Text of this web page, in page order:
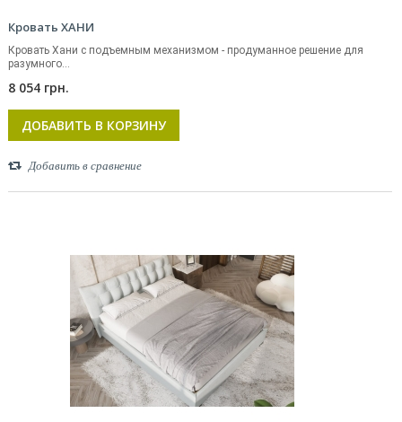
Кровать ХАНИ
Кровать Хани с подъемным механизмом - продуманное решение для
разумного...
8 054 грн.
ДОБАВИТЬ В КОРЗИНУ
Добавить в сравнение